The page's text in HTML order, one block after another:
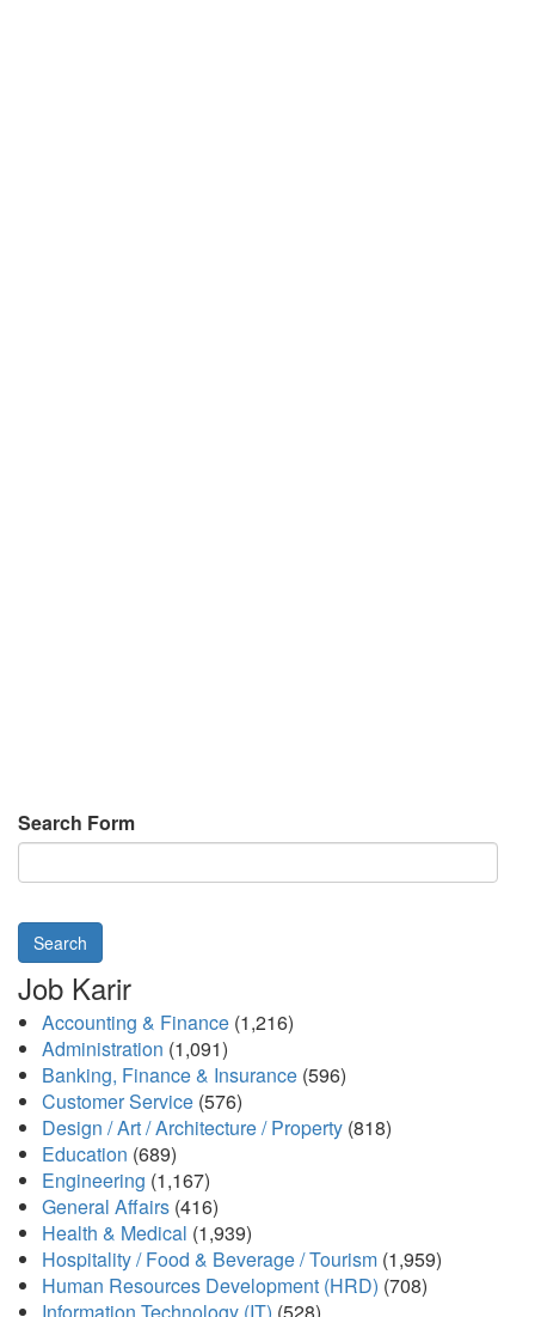
Search Form
Search
Job Karir
Accounting & Finance (1,216)
Administration (1,091)
Banking, Finance & Insurance (596)
Customer Service (576)
Design / Art / Architecture / Property (818)
Education (689)
Engineering (1,167)
General Affairs (416)
Health & Medical (1,939)
Hospitality / Food & Beverage / Tourism (1,959)
Human Resources Development (HRD) (708)